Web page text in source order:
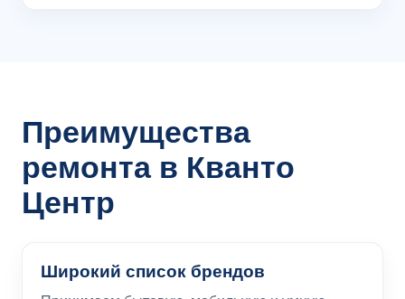
Преимущества
ремонта в Кванто
Центр
Широкий список брендов